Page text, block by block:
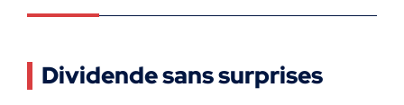
Dividende sans surprises